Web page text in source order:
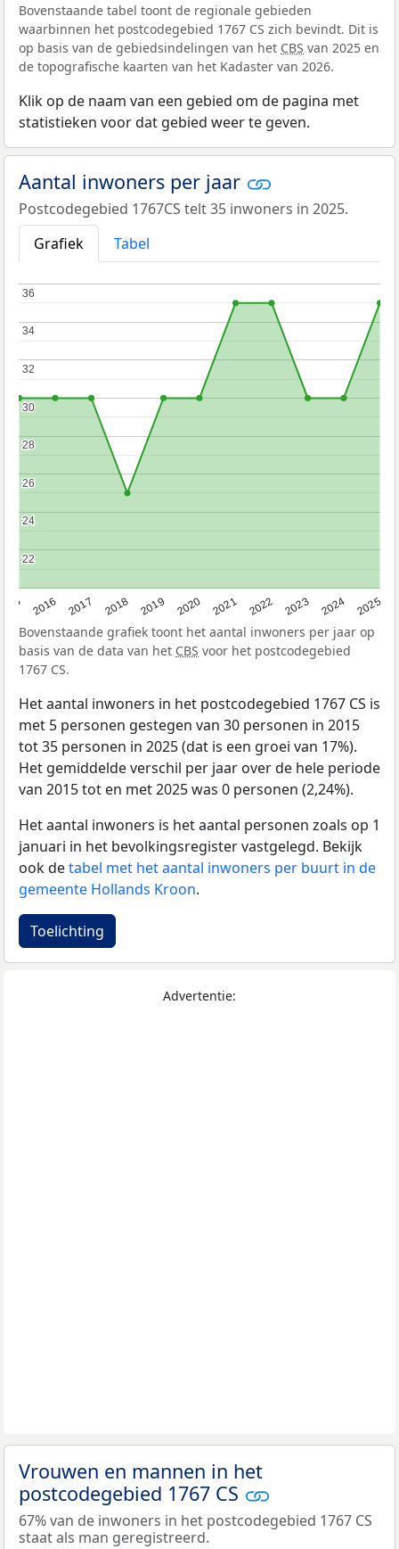
Bovenstaande tabel toont de regionale gebieden
waarbinnen het postcodegebied 1767 CS zich bevindt. Dit is
op basis van de gebiedsindelingen van het CBS van 2025 en
de topografische kaarten van het Kadaster van 2026.
Klik op de naam van een gebied om de pagina met
statistieken voor dat gebied weer te geven.
Aantal inwoners per jaar
Postcodegebied 1767CS telt 35 inwoners in 2025.
Grafiek
Tabel
2016 2017 2018 2019 2020 2021 2022 2023 2024 2025
22
22
24
24
26
26
28
28
30
30
32
32
34
34
36
36
Bovenstaande grafiek toont het aantal inwoners per jaar op
basis van de data van het CBS voor het postcodegebied
1767 CS.
Het aantal inwoners in het postcodegebied 1767 CS is
met 5 personen gestegen van 30 personen in 2015
tot 35 personen in 2025 (dat is een groei van 17%).
Het gemiddelde verschil per jaar over de hele periode
van 2015 tot en met 2025 was 0 personen (2,24%).
Het aantal inwoners is het aantal personen zoals op 1
januari in het bevolkingsregister vastgelegd. Bekijk
ook detabel met het aantal inwoners per buurt in de
gemeente Hollands Kroon.
Toelichting
Advertentie:
Vrouwen en mannen in het
postcodegebied 1767 CS
67% van de inwoners in het postcodegebied 1767 CS
staat als man geregistreerd.